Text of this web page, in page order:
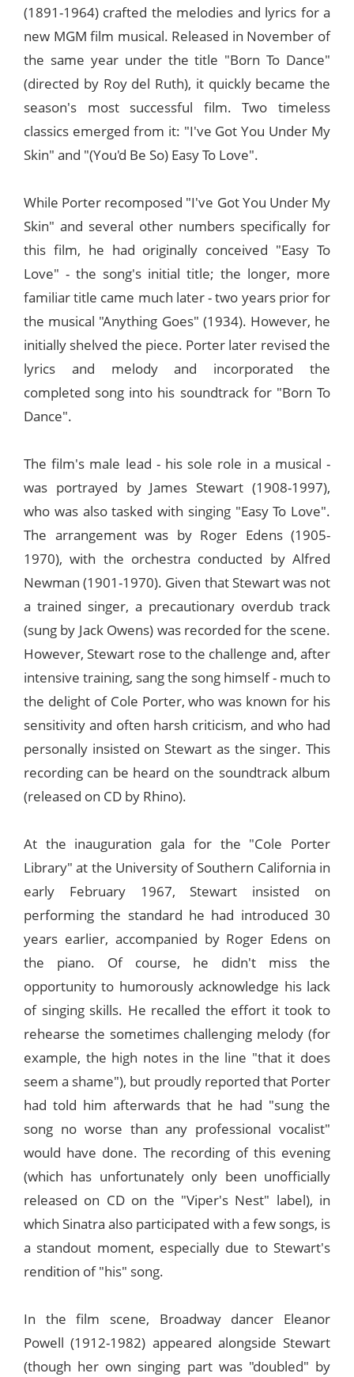
(1891-1964) crafted the melodies and lyrics for a
new MGM film musical. Released in November of
the same year under the title "Born To Dance"
(directed by Roy del Ruth), it quickly became the
season's most successful film. Two timeless
classics emerged from it: "I've Got You Under My
Skin" and "(You'd Be So) Easy To Love".
While Porter recomposed "I've Got You Under My
Skin" and several other numbers specifically for
this film, he had originally conceived "Easy To
Love" - the song's initial title; the longer, more
familiar title came much later - two years prior for
the musical "Anything Goes" (1934). However, he
initially shelved the piece. Porter later revised the
lyrics and melody and incorporated the
completed song into his soundtrack for "Born To
Dance".
The film's male lead - his sole role in a musical -
was portrayed by James Stewart (1908-1997),
who was also tasked with singing "Easy To Love".
The arrangement was by Roger Edens (1905-
1970), with the orchestra conducted by Alfred
Newman (1901-1970). Given that Stewart was not
a trained singer, a precautionary overdub track
(sung by Jack Owens) was recorded for the scene.
However, Stewart rose to the challenge and, after
intensive training, sang the song himself - much to
the delight of Cole Porter, who was known for his
sensitivity and often harsh criticism, and who had
personally insisted on Stewart as the singer. This
recording can be heard on the soundtrack album
(released on CD by Rhino).
At the inauguration gala for the "Cole Porter
Library" at the University of Southern California in
early February 1967, Stewart insisted on
performing the standard he had introduced 30
years earlier, accompanied by Roger Edens on
the piano. Of course, he didn't miss the
opportunity to humorously acknowledge his lack
of singing skills. He recalled the effort it took to
rehearse the sometimes challenging melody (for
example, the high notes in the line "that it does
seem a shame"), but proudly reported that Porter
had told him afterwards that he had "sung the
song no worse than any professional vocalist"
would have done. The recording of this evening
(which has unfortunately only been unofficially
released on CD on the "Viper's Nest" label), in
which Sinatra also participated with a few songs, is
a standout moment, especially due to Stewart's
rendition of "his" song.
In the film scene, Broadway dancer Eleanor
Powell (1912-1982) appeared alongside Stewart
(though her own singing part was "doubled" by